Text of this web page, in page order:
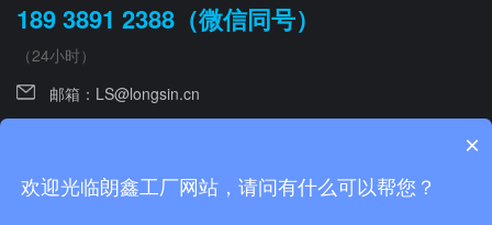
189 3891 2388（微信同号）
（24小时）
邮箱： LS@longsin.cn
友情链接：智慧燃气 | 智慧消防 | 智慧养老 | 智能传感
×
欢迎光临朗鑫工厂网站，请问有什么可以帮您？